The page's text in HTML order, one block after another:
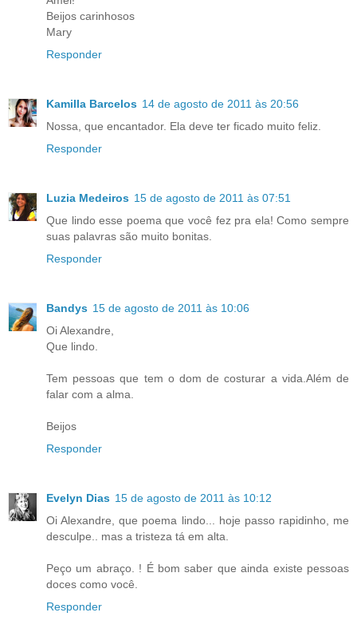
Beijos carinhosos
Mary
Responder
Kamilla Barcelos 14 de agosto de 2011 às 20:56
Nossa, que encantador. Ela deve ter ficado muito feliz.
Responder
Luzia Medeiros 15 de agosto de 2011 às 07:51
Que lindo esse poema que você fez pra ela! Como sempre
suas palavras são muito bonitas.
Responder
Bandys 15 de agosto de 2011 às 10:06
Oi Alexandre,
Que lindo.
Tem pessoas que tem o dom de costurar a vida.Além de
falar com a alma.
Beijos
Responder
Evelyn Dias 15 de agosto de 2011 às 10:12
Oi Alexandre, que poema lindo... hoje passo rapidinho, me
desculpe.. mas a tristeza tá em alta.
Peço um abraço. ! É bom saber que ainda existe pessoas
doces como você.
Responder